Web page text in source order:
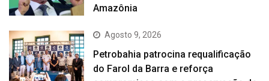
Amazônia
Agosto 9, 2026
Petrobahia patrocina requalificação
do Farol da Barra e reforça